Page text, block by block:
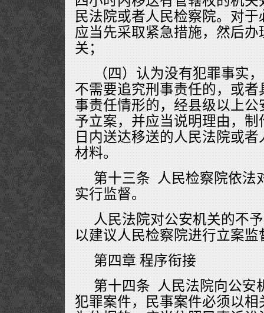
民法院或者人民检察院。对
应当先采取紧急措施，然后
关；
（四）认为没有犯罪事实
不需要追究刑事责任的，或
事责任情形的，经县级以上
予立案，并应当说明理由，
日内送达移送的人民法院或
材料。
第十三条 人民检察院依法
实行监督。
人民法院对公安机关的不
以建议人民检察院进行立案监
第四章 程序衔接
第十四条 人民法院向公安
犯罪案件，民事案件必须以